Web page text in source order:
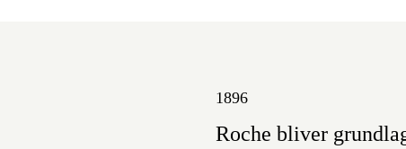
1896
Roche bliver